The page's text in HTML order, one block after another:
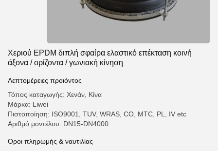
Χεριού EPDM διπλή σφαίρα ελαστικό επέκταση κοινή
άξονα / ορίζοντα / γωνιακή κίνηση
Λεπτομέρειες προιόντος
Τόπος καταγωγής: Χενάν, Κίνα
Μάρκα: Liwei
Πιστοποίηση: ISO9001, TUV, WRAS, CO, MTC, PL, IV etc
Αριθμό μοντέλου: DN15-DN4000
Όροι πληρωμής & ναυτιλίας